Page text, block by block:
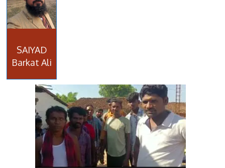
SAIYAD
Barkat Ali